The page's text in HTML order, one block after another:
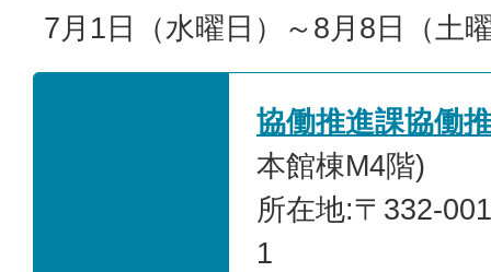
7月1日（水曜日）～8月8日（土
協働推進課協働
本館棟M4階)
所在地:〒332-
1